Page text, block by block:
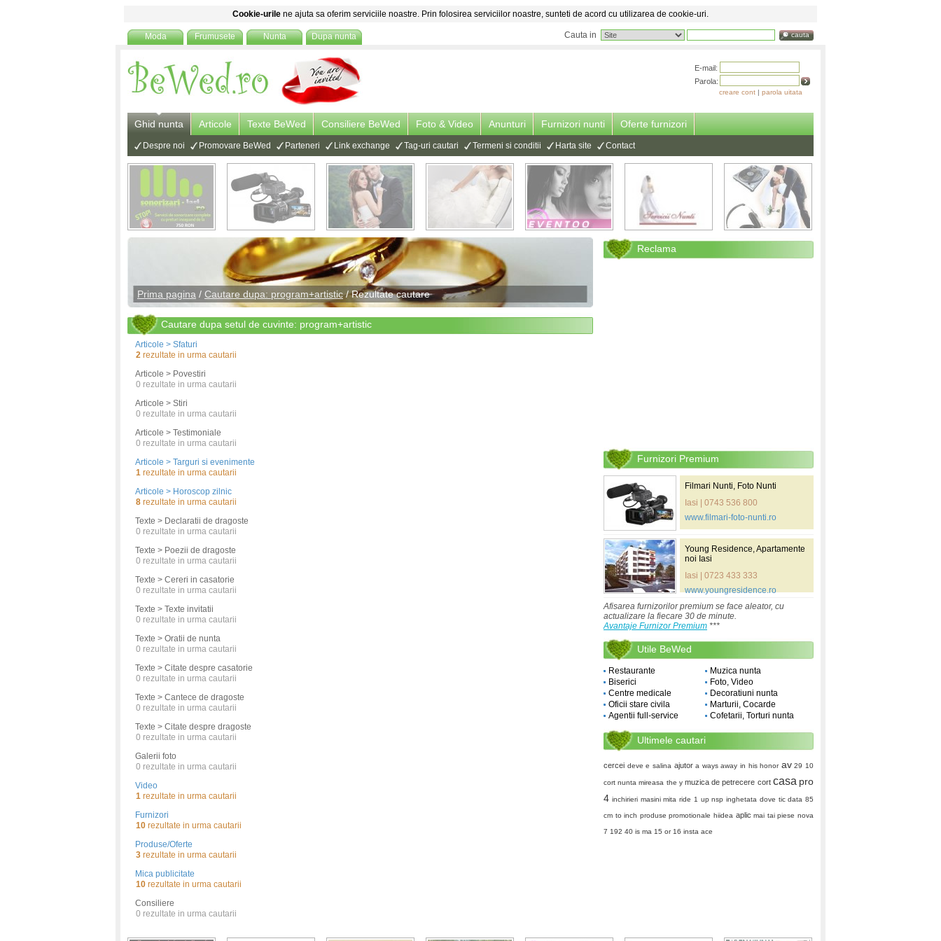
Cookie-urile ne ajuta sa oferim serviciile noastre. Prin folosirea serviciilor noastre, sunteti de acord cu utilizarea de cookie-uri.
Moda Frumusete Nunta Dupa nunta Cauta in cauta
E-mail:
Parola:
creare cont | parola uitata
Ghid nunta Articole Texte BeWed Consiliere BeWed Foto & Video Anunturi Furnizori nunti Oferte furnizori
Despre noi Promovare BeWed Parteneri Link exchange Tag-uri cautari Termeni si conditii Harta site Contact
Prima pagina / Cautare dupa: program+artistic/ Rezultate cautare
Cautare dupa setul de cuvinte: program+artistic
Articole > Sfaturi
2 rezultate in urma cautarii
Articole > Povestiri
0 rezultate in urma cautarii
Articole > Stiri
0 rezultate in urma cautarii
Articole > Testimoniale
0 rezultate in urma cautarii
Articole > Targuri si evenimente
1 rezultate in urma cautarii
Articole > Horoscop zilnic
8 rezultate in urma cautarii
Texte > Declaratii de dragoste
0 rezultate in urma cautarii
Texte > Poezii de dragoste
0 rezultate in urma cautarii
Texte > Cereri in casatorie
0 rezultate in urma cautarii
Texte > Texte invitatii
0 rezultate in urma cautarii
Texte > Oratii de nunta
0 rezultate in urma cautarii
Texte > Citate despre casatorie
0 rezultate in urma cautarii
Texte > Cantece de dragoste
0 rezultate in urma cautarii
Texte > Citate despre dragoste
0 rezultate in urma cautarii
Galerii foto
0 rezultate in urma cautarii
Video
1 rezultate in urma cautarii
Furnizori
10 rezultate in urma cautarii
Produse/Oferte
3 rezultate in urma cautarii
Mica publicitate
10 rezultate in urma cautarii
Consiliere
0 rezultate in urma cautarii
Reclama
Furnizori Premium
Filmari Nunti, Foto Nunti
Iasi | 0743 536 800
www.filmari-foto-nunti.ro
Young Residence, Apartamente
noi Iasi
Iasi | 0723 433 333
www.youngresidence.ro
Afisarea furnizorilor premium se face aleator, cu
actualizare la fiecare 30 de minute.
Avantaje Furnizor Premium ***
Utile BeWed
Restaurante
Biserici
Centre medicale
Oficii stare civila
Agentii full-service
Muzica nunta
Foto, Video
Decoratiuni nunta
Marturii, Cocarde
Cofetarii, Torturi nunta
Ultimele cautari
cercei deve e salina ajutor a ways away in his honor av 29 10
cort nunta mireasa the y muzica de petrecere cort casa pro
4 inchirieri masini mita ride 1 up nsp inghetata dove tic data 85
cm to inch produse promotionale hiidea aplic mai tai piese nova
7 192 40 is ma 15 or 16 insta ace